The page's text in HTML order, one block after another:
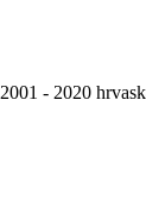
2001 - 2020